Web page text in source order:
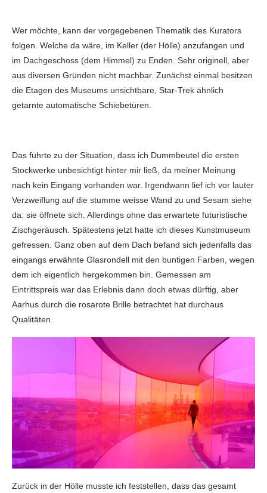
Wer möchte, kann der vorgegebenen Thematik des Kurators
folgen. Welche da wäre, im Keller (der Hölle) anzufangen und
im Dachgeschoss (dem Himmel) zu Enden. Sehr originell, aber
aus diversen Gründen nicht machbar. Zunächst einmal besitzen
die Etagen des Museums unsichtbare, Star-Trek ähnlich
getarnte automatische Schiebetüren.
Das führte zu der Situation, dass ich Dummbeutel die ersten
Stockwerke unbesichtigt hinter mir ließ, da meiner Meinung
nach kein Eingang vorhanden war. Irgendwann lief ich vor lauter
Verzweiflung auf die stumme weisse Wand zu und Sesam siehe
da: sie öffnete sich. Allerdings ohne das erwartete futuristische
Zischgeräusch. Spätestens jetzt hatte ich dieses Kunstmuseum
gefressen. Ganz oben auf dem Dach befand sich jedenfalls das
eingangs erwähnte Glasrondell mit den buntigen Farben, wegen
dem ich eigentlich hergekommen bin. Gemessen am
Eintrittspreis war das Erlebnis dann doch etwas dürftig, aber
Aarhus durch die rosarote Brille betrachtet hat durchaus
Qualitäten.
Zurück in der Hölle musste ich feststellen, dass das gesamt